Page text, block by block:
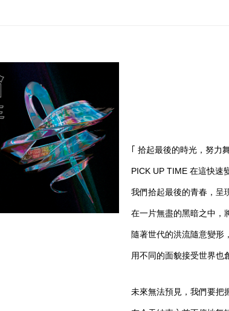
｢ 拾起最後的時光，努
PICK UP TIME 在這快速
我們拾起最後的青春，呈
在一片無盡的黑暗之中，
隨著世代的洪流隨意變形
用不同的面貌接受世界也
未來無法預見，我們要把